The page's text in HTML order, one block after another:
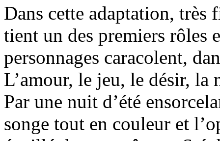
Dans cette adaptation, très
tient un des premiers rôles
personnages caracolent,
L’amour, le jeu, le désir, la
Par une nuit d’été
songe tout en couleur et